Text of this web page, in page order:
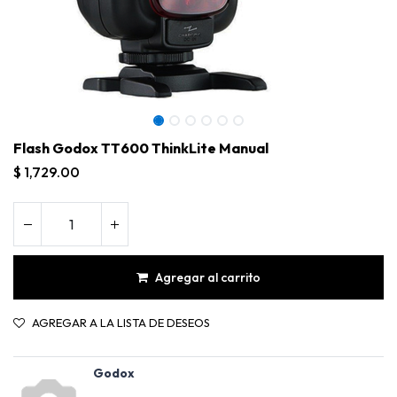
Flash Godox TT600 ThinkLite Manual
$ 1,729.00
Agregar al carrito
AGREGAR A LA LISTA DE DESEOS
Godox